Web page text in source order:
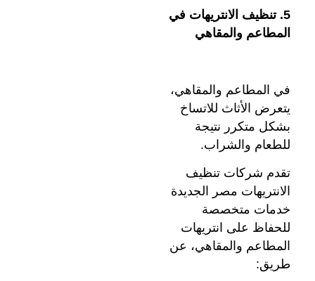
5. تنظيف الانتريهات في
المطاعم والمقاهي
في المطاعم والمقاهي،
يتعرض الأثاث للاتساخ
بشكل متكرر نتيجة
للطعام والشراب.
تقدم شركات تنظيف
الانتريهات مصر الجديدة
خدمات متخصصة
للحفاظ على انتريهات
المطاعم والمقاهي، عن
طريق: